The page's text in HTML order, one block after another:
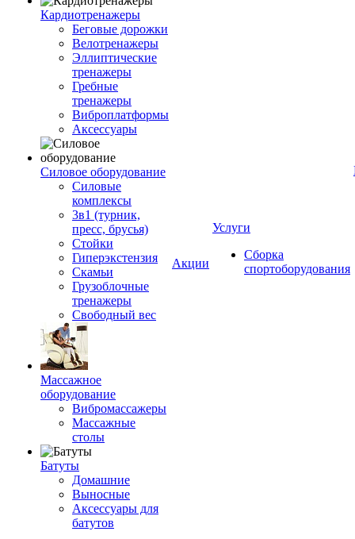
Кардиотренажеры
Беговые дорожки
Велотренажеры
Эллиптические
тренажеры
Гребные
тренажеры
Виброплатформы
Аксессуары
Силовое оборудование
Силовые
комплексы
3в1 (турник,
пресс, брусья)
Стойки
Гиперэкстензия
Скамьи
Грузоблочные
тренажеры
Свободный вес
Массажное
оборудование
Вибромассажеры
Массажные
столы
Батуты
Домашние
Выносные
Аксессуары для
батутов
Акции
Услуги
Сборка
спортоборудования